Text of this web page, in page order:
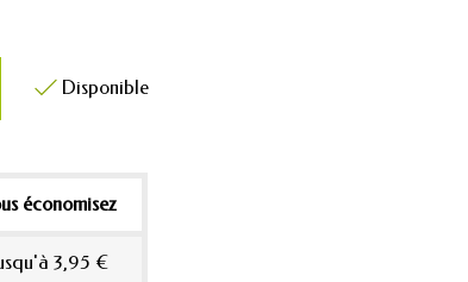
 Disponible
économisez
3,95 €